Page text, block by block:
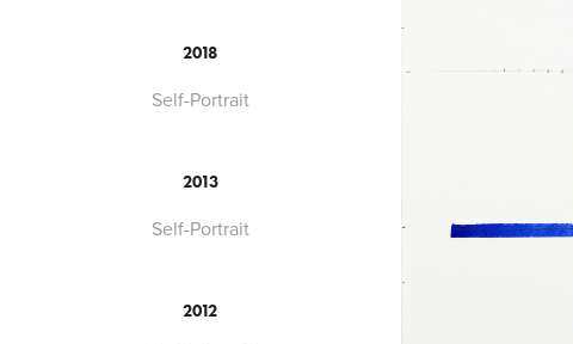
2018
Self-Portrait
2013
Self-Portrait
2012